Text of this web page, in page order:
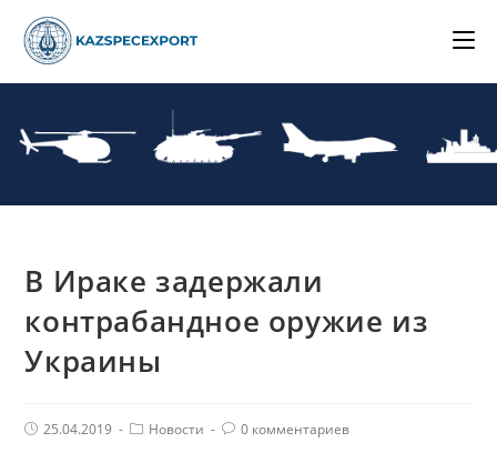
content
В Ираке задержали
контрабандное оружие из
Украины
Post25.04.2019
PostНовости
Комментарии
0 комментариев